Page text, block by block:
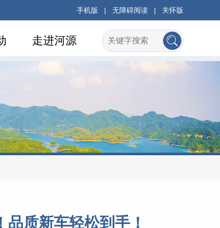
手机版 | 无障碍阅读 | 关怀版
走进河源
质新车轻松到手！